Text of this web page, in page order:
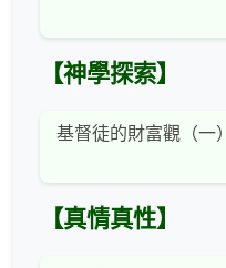
【神學探索】
基督徒的財富觀（一）
【真情真性】